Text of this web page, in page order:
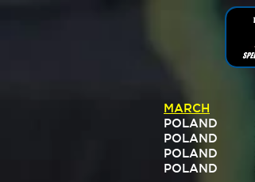
MARCH
POLAND
POLAND
POLAND
POLAND